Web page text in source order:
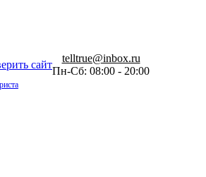
сайт
telltrue@inbox.ru
Пн-Сб: 08:00 - 20:00